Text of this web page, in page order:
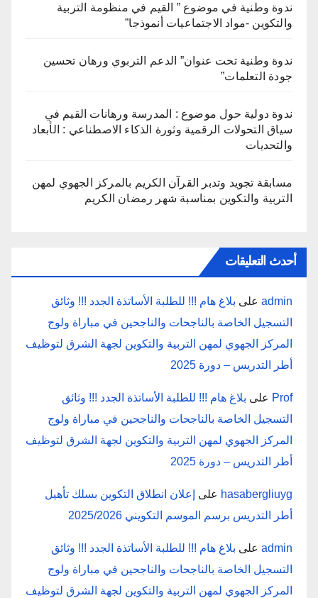
ندوة وطنية في موضوع ” القيم في منظومة التربية
والتكوين -مواد الاجتماعيات أنموذجا”
ندوة وطنية تحت عنوان” الدعم التربوي ورهان تحسين
جودة التعلمات”
ندوة دولية حول موضوع : المدرسة ورهانات القيم في
سياق التحولات الرقمية وثورة الذكاء الاصطناعي : الأبعاد
والتحديات
مسابقة تجويد وتدبر القرآن الكريم بالمركز الجهوي لمهن
التربية والتكوين بمناسبة شهر رمضان الكريم
أحدث التعليقات
admin على بلاغ هام !!! للطلبة الأساتذة الجدد !!! وثائق
التسجيل الخاصة بالناجحات والناجحين في مباراة ولوج
المركز الجهوي لمهن التربية والتكوين لجهة الشرق لتوظيف
أطر التدريس – دورة 2025
Prof على بلاغ هام !!! للطلبة الأساتذة الجدد !!! وثائق
التسجيل الخاصة بالناجحات والناجحين في مباراة ولوج
المركز الجهوي لمهن التربية والتكوين لجهة الشرق لتوظيف
أطر التدريس – دورة 2025
hasabergliuyg على
إعلان انطلاق التكوين بسلك تأهيل
أطر التدريس برسم الموسم التكويني 2025/2026
admin على بلاغ هام !!! للطلبة الأساتذة الجدد !!! وثائق
التسجيل الخاصة بالناجحات والناجحين في مباراة ولوج
المركز الجهوي لمهن التربية والتكوين لجهة الشرق لتوظيف